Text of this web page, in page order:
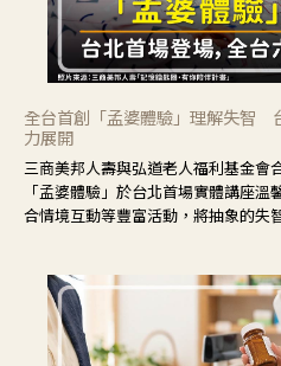
全台首創「孟婆體驗」理解失智
力展開
三商美邦人壽與弘道老人福利基金會
「孟婆體驗」於台北首場實體講座
合情境互動等豐富活動，將抽象的失